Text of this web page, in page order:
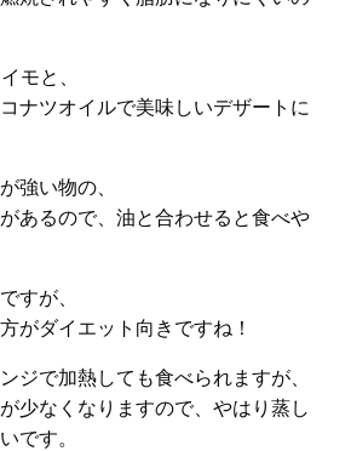
モと、
ナツオイルで美味しいデザートに
強い物の、
あるので、油と合わせると食べや
すが、
がダイエット向きですね！
ジで加熱しても食べられますが、
少なくなりますので、やはり蒸し
です。